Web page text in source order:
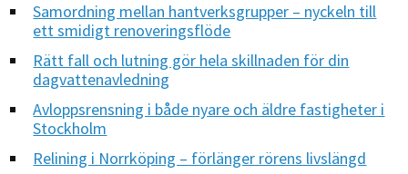
Samordning mellan hantverksgrupper – nyckeln till
ett smidigt renoveringsflöde
Rätt fall och lutning gör hela skillnaden för din
dagvattenavledning
Avloppsrensning i både nyare och äldre fastigheter i
Stockholm
Relining i Norrköping – förlänger rörens livslängd